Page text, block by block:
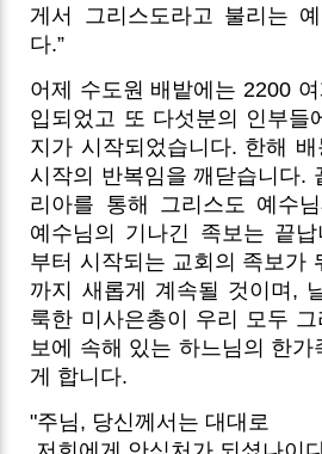
게서 그리스도라고 불리는
다.”
어제 수도원 배밭에는 2200
입되었고 또 다섯분의 인부들
지가 시작되었습니다. 한해
시작의 반복임을 깨닫습니다.
리아를 통해 그리스도 예수
예수님의 기나긴 족보는 끝납
부터 시작되는 교회의 족보가
까지 새롭게 계속될 것이며,
룩한 미사은총이 우리 모두
보에 속해 있는 하느님의 한
게 합니다.
"주님, 당신께서는 대대로